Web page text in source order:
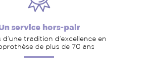
service hors-pair
d’une tradition d’excellence en
de plus de 70 ans